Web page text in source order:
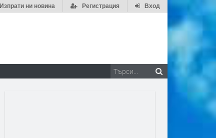
Вход
Регистрация
Изпрати ни новина